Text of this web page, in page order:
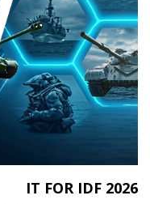
IT FOR IDF 2026